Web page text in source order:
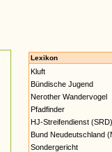
Lexikon
Kluft
Bündische Jugend
Nerother Wandervogel
Pfadfinder
HJ-Streifendienst (SRD)
Bund Neudeutschland
Sondergericht